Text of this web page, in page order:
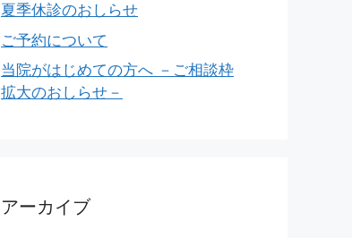
夏季休診のおしらせ
ご予約について
当院がはじめての方へ －ご相談枠
拡大のおしらせ－
アーカイブ